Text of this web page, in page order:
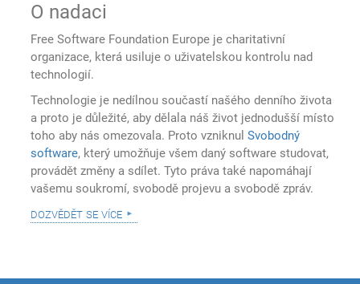
O nadaci
Free Software Foundation Europe je charitativní
organizace, která usiluje o uživatelskou kontrolu nad
technologií.
Technologie je nedílnou součastí našého denního života
a proto je důležité, aby dělala náš život jednodušší místo
toho aby nás omezovala. Proto vzniknulSvobodný
software, který umožňuje všem daný software studovat,
provádět změny a sdílet. Tyto práva také napomáhají
vašemu soukromí, svobodě projevu a svobodě zpráv.
dozvědět se více